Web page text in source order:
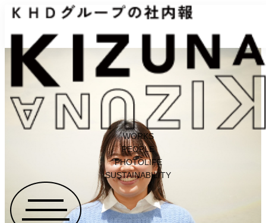
WORKS
PEOPLE
PHOTOLIFE
SUSTAINABILITY